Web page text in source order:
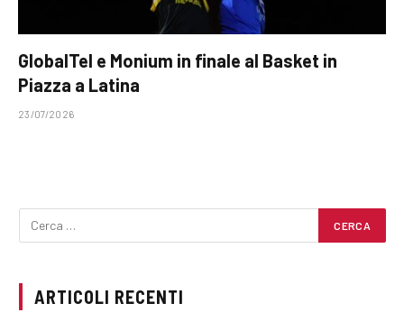
GlobalTel e Monium in finale al Basket in
Piazza a Latina
23/07/2026
ARTICOLI RECENTI